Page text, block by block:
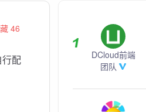
46
配
DCloud前端
团队